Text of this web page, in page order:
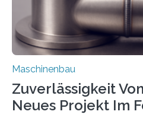
Maschinenbau
Zuverlässigkeit
Neues Projekt Im